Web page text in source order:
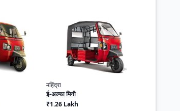
महिंद्रा
ई-अल्फा मिनी
₹1.26 Lakh